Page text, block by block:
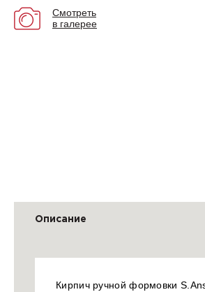
Смотреть
в галерее
Описание
Кирпич ручной формовки